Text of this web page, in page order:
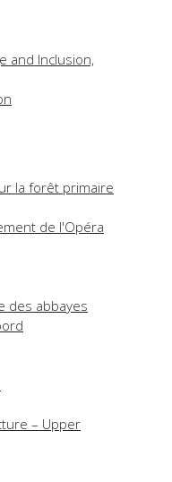
and Inclusion,
la forêt primaire
de l'Opéra
des abbayes
– Upper